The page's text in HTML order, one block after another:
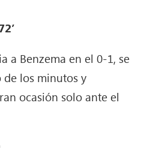
a Benzema en el 0-1, se
de los minutos y
ocasión solo ante el